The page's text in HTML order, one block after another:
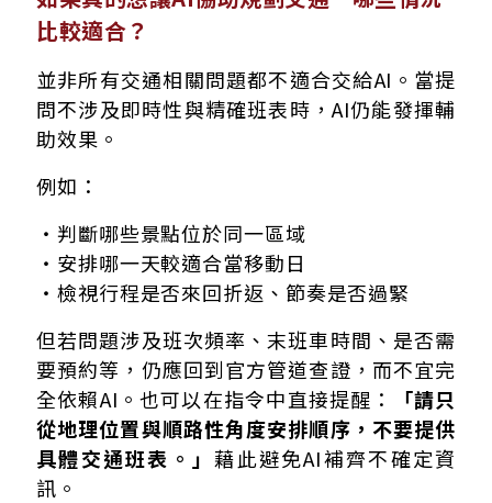
比較適合？
並非所有交通相關問題都不適合交給AI。當提
問不涉及即時性與精確班表時，AI仍能發揮輔
助效果。
例如：
・判斷哪些景點位於同一區域
・安排哪一天較適合當移動日
・檢視行程是否來回折返、節奏是否過緊
但若問題涉及班次頻率、末班車時間、是否需
要預約等，仍應回到官方管道查證，而不宜完
全依賴AI。也可以在指令中直接提醒：
「請只
從地理位置與順路性角度安排順序，不要提供
具體交通班表。」 藉此避免AI補齊不確定資
訊。